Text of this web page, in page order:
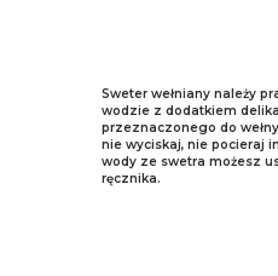
Sweter wełniany należy
wodzie z dodatkiem
przeznaczonego do
nie wyciskaj, nie pocieraj
wody ze swetra możesz
ręcznika.